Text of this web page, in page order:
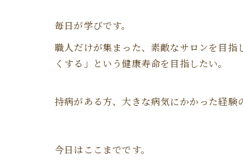
毎日が学びです。
職人だけが集まった、素敵なサロンを目
くする」という健康寿命を目指したい。
持病がある方、大きな病気にかかった経験
今日はここまでです。